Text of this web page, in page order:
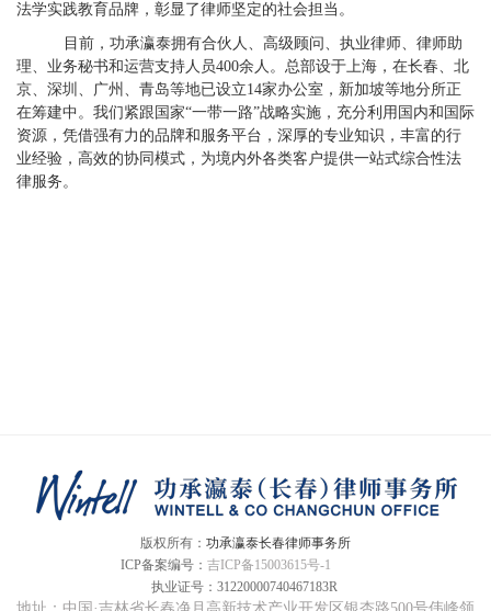
法学实践教育品牌，彰显了律师坚定的社会担当。
目前，功承瀛泰拥有合伙人、高级顾问、执业律师、律师助
理、业务秘书和运营支持人员400余人。总部设于上海，在长春、北
京、深圳、广州、青岛等地已设立14家办公室，新加坡等地分所正
在筹建中。我们紧跟国家“一带一路”战略实施，充分利用国内和国际
资源，凭借强有力的品牌和服务平台，深厚的专业知识，丰富的行
业经验，高效的协同模式，为境内外各类客户提供一站式综合性法
律服务。
版权所有： 功承瀛泰长春律师事务所
ICP备案编号： 吉ICP备15003615号-1
执业证号： 31220000740467183R